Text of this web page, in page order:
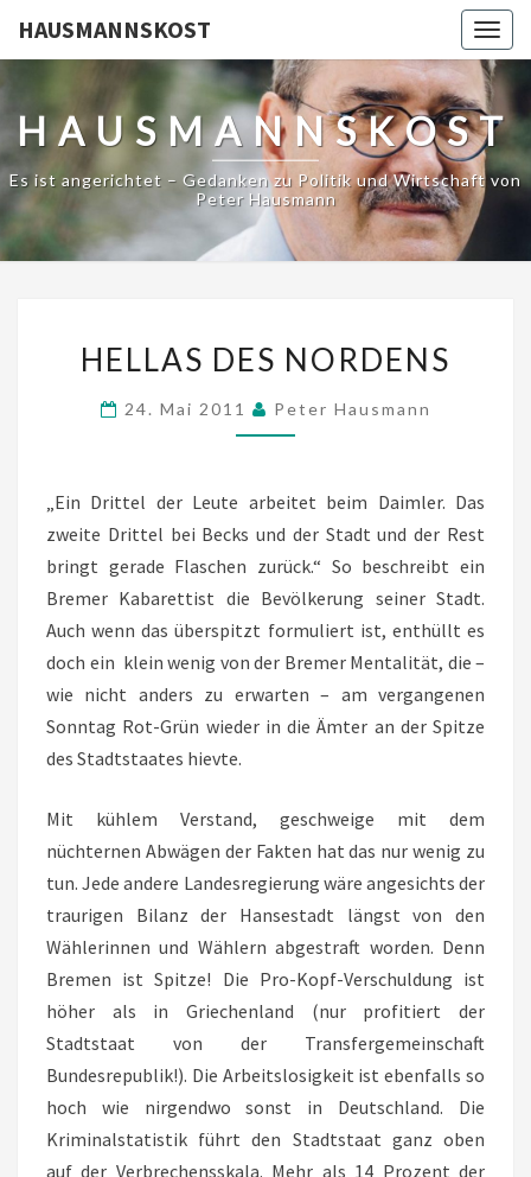
HAUSMANNSKOST
HAUSMANNSKOST
Es ist angerichtet – Gedanken zu Politik und Wirtschaft von
Peter Hausmann
DES
HELLAS DES NORDENS
24. Mai 2011 Peter Hausmann
„Ein Drittel der Leute arbeitet beim Daimler. Das
zweite Drittel bei Becks und der Stadt und der Rest
bringt gerade Flaschen zurück.“ So beschreibt ein
Bremer Kabarettist die Bevölkerung seiner Stadt.
Auch wenn das überspitzt formuliert ist, enthüllt es
doch ein klein wenig von der Bremer Mentalität, die –
wie nicht anders zu erwarten – am vergangenen
Sonntag Rot-Grün wieder in die Ämter an der Spitze
des Stadtstaates hievte.
Mit kühlem Verstand, geschweige mit dem
nüchternen Abwägen der Fakten hat das nur wenig zu
tun. Jede andere Landesregierung wäre angesichts der
traurigen Bilanz der Hansestadt längst von den
Wählerinnen und Wählern abgestraft worden. Denn
Bremen ist Spitze! Die Pro-Kopf-Verschuldung ist
höher als in Griechenland (nur profitiert der
Stadtstaat von der Transfergemeinschaft
Bundesrepublik!). Die Arbeitslosigkeit ist ebenfalls so
hoch wie nirgendwo sonst in Deutschland. Die
Kriminalstatistik führt den Stadtstaat ganz oben
auf der Verbrechensskala. Mehr als 14 Prozent der